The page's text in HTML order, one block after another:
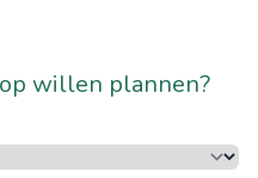
willen plannen?